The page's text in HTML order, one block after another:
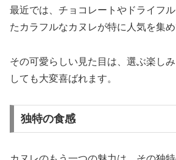
最近では、チョコレートやドライフ
たカラフルなカヌレが特に人気を集め
その可愛らしい見た目は、選ぶ楽し
しても大変喜ばれます。
独特の食感